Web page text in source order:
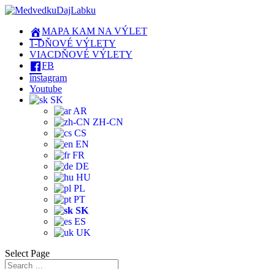
MAPA KAM NA VÝLET
1-DŇOVÉ VÝLETY
VIACDŇOVÉ VÝLETY
FB
instagram
Youtube
SK
AR
ZH-CN
CS
EN
FR
DE
HU
PL
PT
SK
ES
UK
Select Page